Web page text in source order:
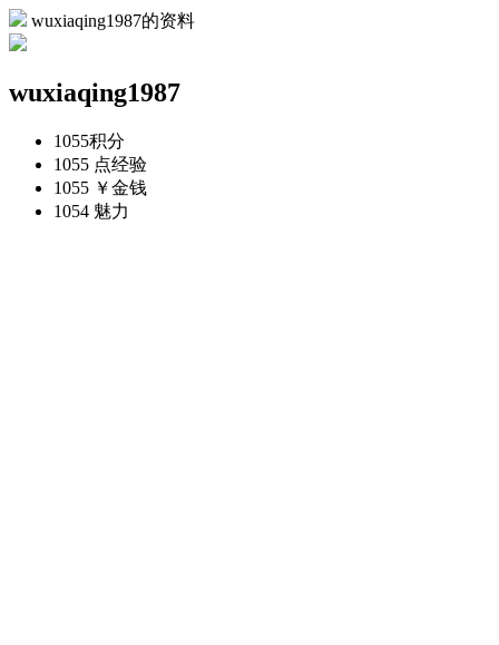
wuxiaqing1987的资料
wuxiaqing1987
1055积分
1055 点经验
1055 ￥金钱
1054 魅力